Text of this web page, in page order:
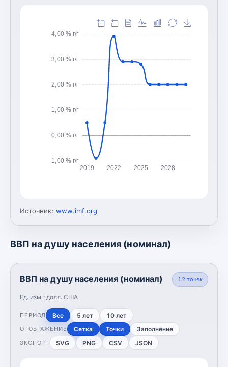
-1,00 % г/г
0,00 % г/г
1,00 % г/г
2,00 % г/г
3,00 % г/г
4,00 % г/г
2019 2022 2025 2028
Источник: www.imf.org
ВВП на душу населения (номинал)
ВВП на душу населения (номинал)
Ед. изм.: долл. США
12 точек
ПЕРИОД Все 5 лет 10 лет
ОТОБРАЖЕНИЕ Сетка Точки Заполнение
ЭКСПОРТ SVG PNG CSV JSON